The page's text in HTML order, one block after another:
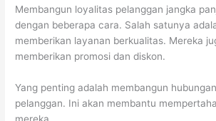
Membangun loyalitas pelanggan jangka
dengan beberapa cara. Salah satunya
memberikan layanan berkualitas. Mereka
memberikan promosi dan diskon.
Yang penting adalah membangun
pelanggan. Ini akan membantu
mereka.